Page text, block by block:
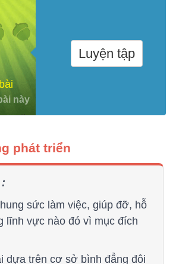
này
Luyện tập
phát triển
sức làm việc, giúp đỡ, hỗ
lĩnh vực nào đó vì mục đích
dựa trên cơ sở bình đẳng đôi